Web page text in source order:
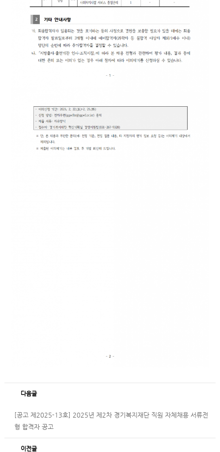
다음글
[공고 제2025-13호] 2025년 제2차 경기복지재단 직원 자체채용 서류전
형 합격자 공고
이전글